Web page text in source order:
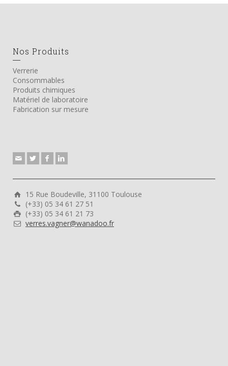
Nos Produits
Verrerie
Consommables
Produits chimiques
Matériel de laboratoire
Fabrication sur mesure
15 Rue Boudeville, 31100 Toulouse
(+33) 05 34 61 27 51
(+33) 05 34 61 21 73
verres.vagner@wanadoo.fr